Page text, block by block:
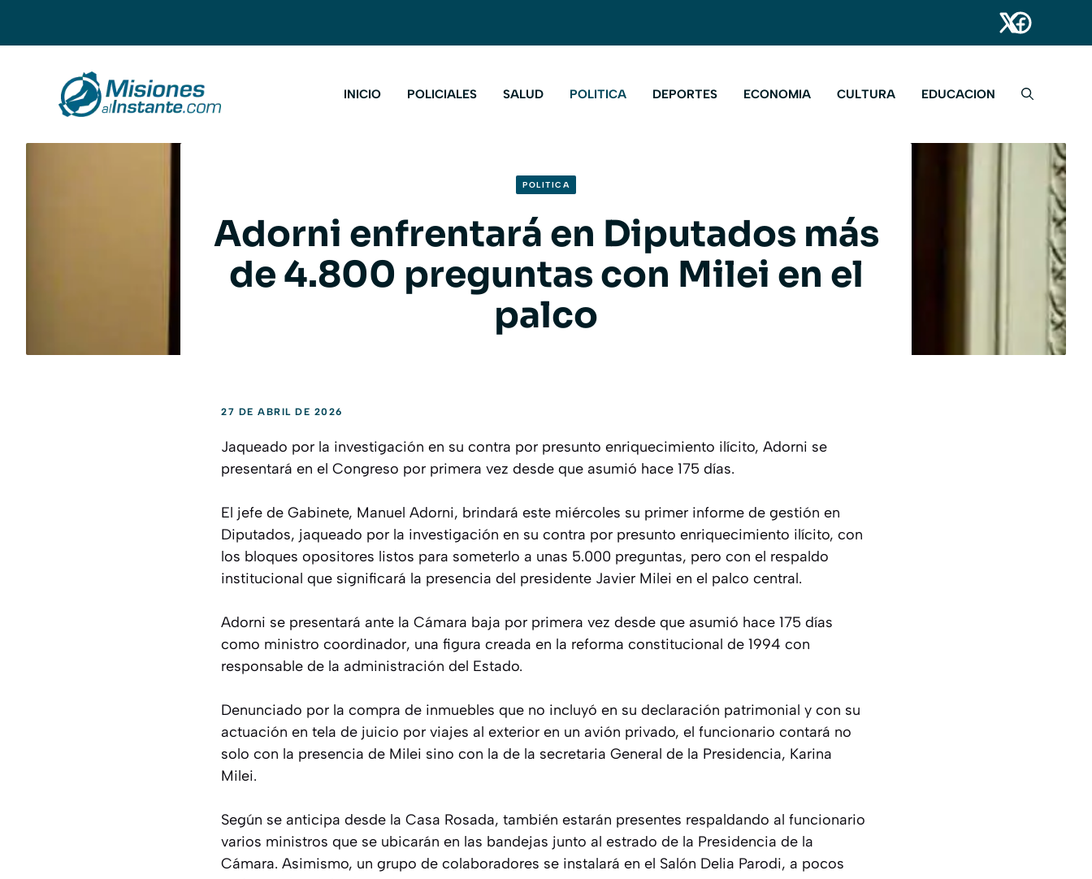
INICIO POLICIALES SALUD POLITICA DEPORTES ECONOMIA CULTURA EDUCACION
POLITICA
Adorni enfrentará en Diputados más
de 4.800 preguntas con Milei en el
palco
27 DE ABRIL DE 2026
Jaqueado por la investigación en su contra por presunto enriquecimiento ilícito, Adorni se
presentará en el Congreso por primera vez desde que asumió hace 175 días.
El jefe de Gabinete, Manuel Adorni, brindará este miércoles su primer informe de gestión en
Diputados, jaqueado por la investigación en su contra por presunto enriquecimiento ilícito, con
los bloques opositores listos para someterlo a unas 5.000 preguntas, pero con el respaldo
institucional que significará la presencia del presidente Javier Milei en el palco central.
Adorni se presentará ante la Cámara baja por primera vez desde que asumió hace 175 días
como ministro coordinador, una figura creada en la reforma constitucional de 1994 con
responsable de la administración del Estado.
Denunciado por la compra de inmuebles que no incluyó en su declaración patrimonial y con su
actuación en tela de juicio por viajes al exterior en un avión privado, el funcionario contará no
solo con la presencia de Milei sino con la de la secretaria General de la Presidencia, Karina
Milei.
Según se anticipa desde la Casa Rosada, también estarán presentes respaldando al funcionario
varios ministros que se ubicarán en las bandejas junto al estrado de la Presidencia de la
Cámara. Asimismo, un grupo de colaboradores se instalará en el Salón Delia Parodi, a pocos